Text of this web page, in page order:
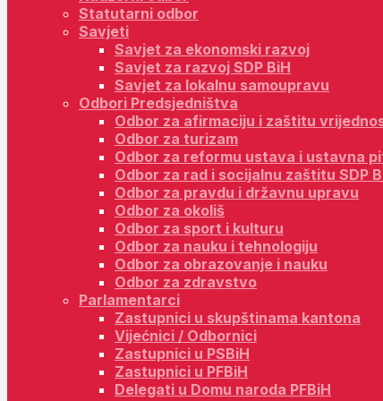
Statutarni odbor
Savjeti
Savjet za ekonomski razvoj
Savjet za razvoj SDP BiH
Savjet za lokalnu samoupravu
Odbori Predsjedništva
Odbor za afirmaciju i zaštitu
Odbor za turizam
Odbor za reformu ustava i ustavna
Odbor za rad i socijalnu zaštitu SDP
Odbor za pravdu i državnu upravu
Odbor za okoliš
Odbor za sport i kulturu
Odbor za nauku i tehnologiju
Odbor za obrazovanje i nauku
Odbor za zdravstvo
Parlamentarci
Zastupnici u skupštinama kantona
Vijećnici / Odbornici
Zastupnici u PSBiH
Zastupnici u PFBiH
Delegati u Domu naroda PFBiH